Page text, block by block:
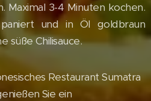
Maximal 3-4 Minuten kochen.
und in Öl goldbraun
süße Chilisauce.
Restaurant Sumatra
Sie ein